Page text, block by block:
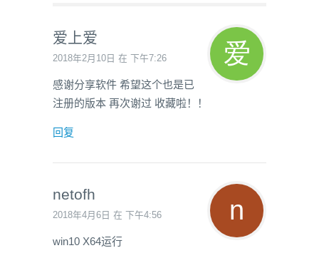
爱上爱
2018年2月10日 在 下午7:26
感谢分享软件 希望这个也是已
注册的版本 再次谢过 收藏啦！！
回复
netofh
2018年4月6日 在 下午4:56
win10 X64运行